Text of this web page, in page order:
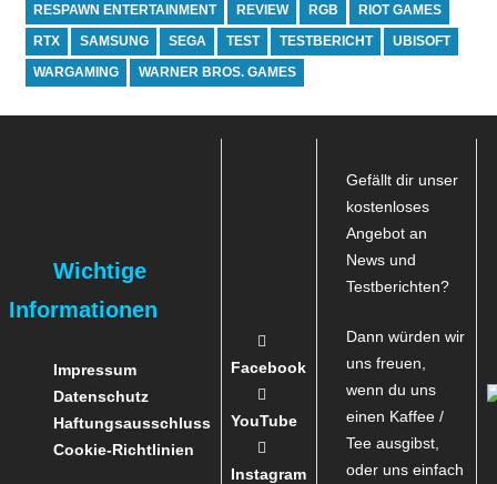
RESPAWN ENTERTAINMENT REVIEW RGB RIOT GAMES
RTX SAMSUNG SEGA TEST TESTBERICHT UBISOFT
WARGAMING WARNER BROS. GAMES
Wichtige
Informationen
Impressum
Datenschutz
Haftungsausschluss
Cookie-Richtlinien
Facebook
YouTube
Instagram
Gefällt dir unser
kostenloses
Angebot an
News und
Testberichten?
Dann würden wir
uns freuen,
wenn du uns
einen Kaffee /
Tee ausgibst,
oder uns einfach